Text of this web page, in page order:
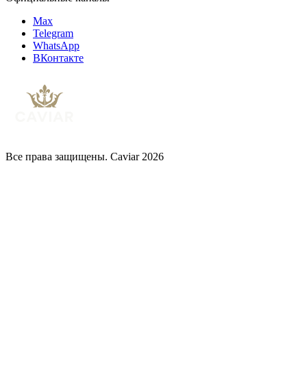
Max
Telegram
WhatsApp
ВКонтакте
Все права защищены. Caviar 2026